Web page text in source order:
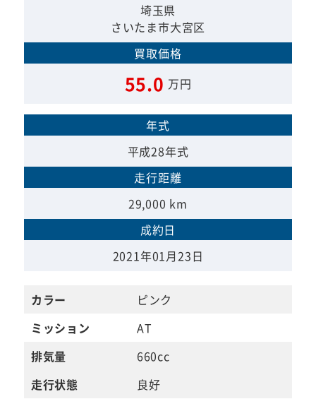
埼玉県
さいたま市大宮区
買取価格
55.0 万円
年式
平成28年式
走行距離
29,000 km
成約日
2021年01月23日
カラー
ピンク
ミッション
AT
排気量
660cc
走行状態
良好